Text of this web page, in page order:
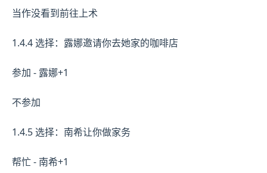
当作没看到前往上术
1.4.4 选择：露娜邀请你去她家的咖啡店
参加 - 露娜+1
不参加
1.4.5 选择：南希让你做家务
帮忙 - 南希+1